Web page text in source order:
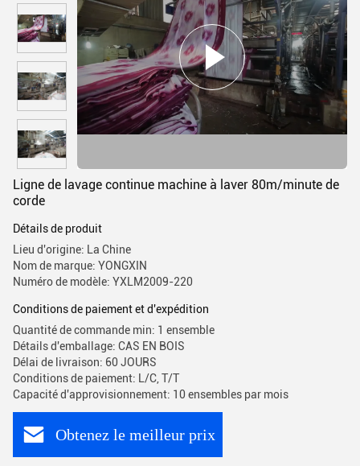
Ligne de lavage continue machine à laver 80m/minute de
corde
Détails de produit
Lieu d'origine: La Chine
Nom de marque: YONGXIN
Numéro de modèle: YXLM2009-220
Conditions de paiement et d'expédition
Quantité de commande min: 1 ensemble
Détails d'emballage: CAS EN BOIS
Délai de livraison: 60 JOURS
Conditions de paiement: L/C, T/T
Capacité d'approvisionnement: 10 ensembles par mois
Obtenez le meilleur prix